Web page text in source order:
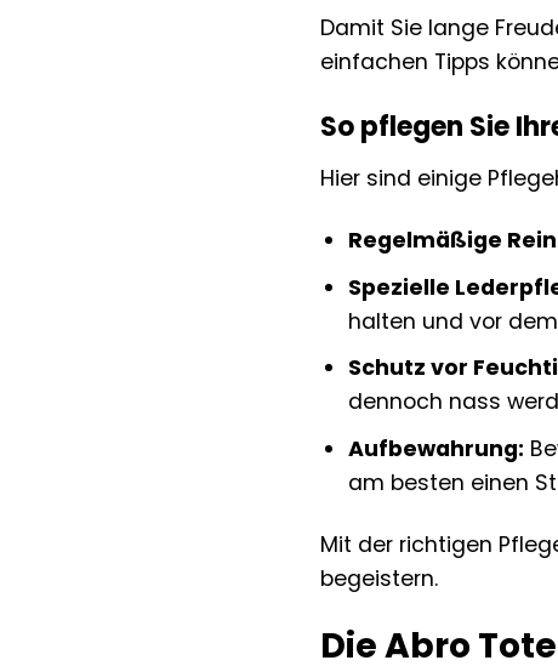
Damit Sie lange
einfachen Tipps
So pflegen Sie
Hier sind einige
Regelmäßige
Spezielle
halten und vor
Schutz vor
dennoch nass
Aufbewahrung:
am besten einen
Mit der richtigen
begeistern.
Die Abro